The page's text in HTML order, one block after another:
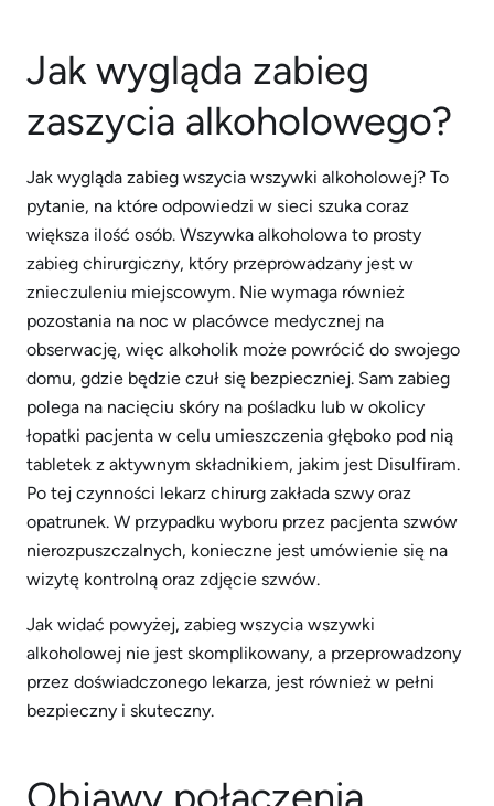
Jak wygląda zabieg
zaszycia alkoholowego?
Jak wygląda zabieg wszycia wszywki alkoholowej? To
pytanie, na które odpowiedzi w sieci szuka coraz
większa ilość osób. Wszywka alkoholowa to prosty
zabieg chirurgiczny, który przeprowadzany jest w
znieczuleniu miejscowym. Nie wymaga również
pozostania na noc w placówce medycznej na
obserwację, więc alkoholik może powrócić do swojego
domu, gdzie będzie czuł się bezpieczniej. Sam zabieg
polega na nacięciu skóry na pośladku lub w okolicy
łopatki pacjenta w celu umieszczenia głęboko pod nią
tabletek z aktywnym składnikiem, jakim jest Disulfiram.
Po tej czynności lekarz chirurg zakłada szwy oraz
opatrunek. W przypadku wyboru przez pacjenta szwów
nierozpuszczalnych, konieczne jest umówienie się na
wizytę kontrolną oraz zdjęcie szwów.
Jak widać powyżej, zabieg wszycia wszywki
alkoholowej nie jest skomplikowany, a przeprowadzony
przez doświadczonego lekarza, jest również w pełni
bezpieczny i skuteczny.